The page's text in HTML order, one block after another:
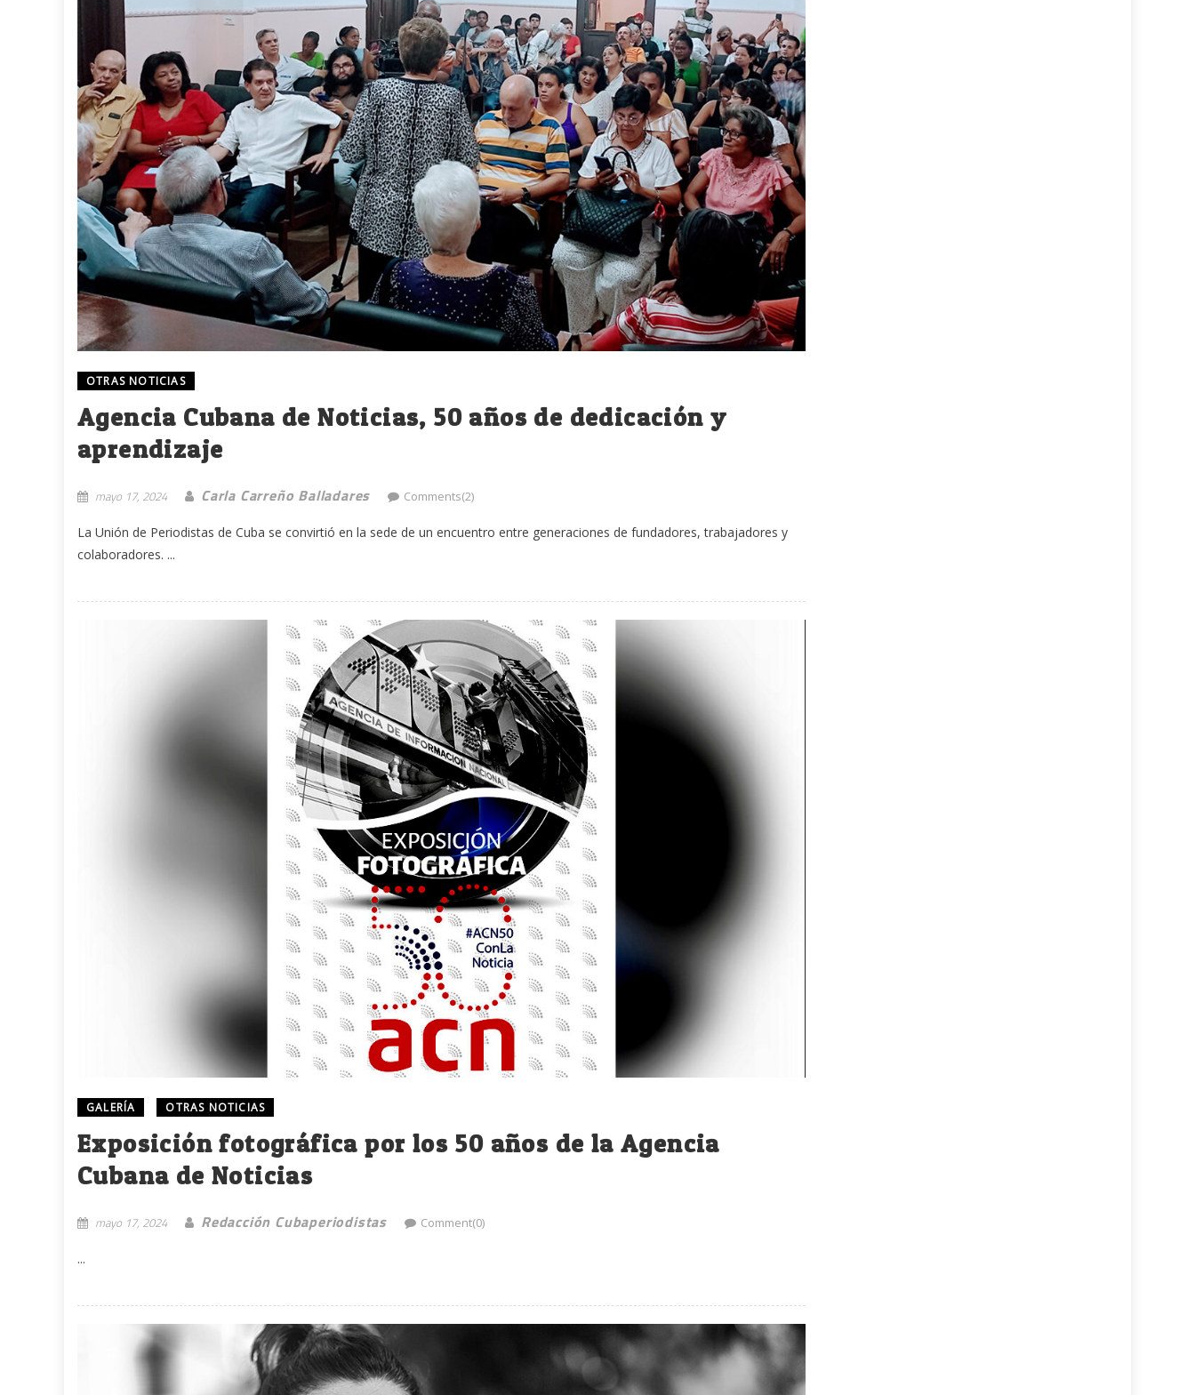
OTRAS NOTICIAS
Agencia Cubana de Noticias, 50 años de dedicación y
aprendizaje
mayo 17, 2024 Carla Carreño Balladares Comments(2)
La Unión de Periodistas de Cuba se convirtió en la sede de un encuentro entre generaciones de fundadores, trabajadores y
colaboradores. ...
GALERÍA OTRAS NOTICIAS
Exposición fotográfica por los 50 años de la Agencia
Cubana de Noticias
mayo 17, 2024 Redacción Cubaperiodistas Comment(0)
...